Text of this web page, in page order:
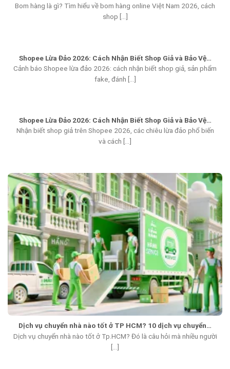
Bom hàng là gì? Tìm hiểu về bom hàng online Việt Nam 2026, cách
shop [...]
Shopee Lừa Đảo 2026: Cách Nhận Biết Shop Giả và Bảo Vệ…
Cảnh báo Shopee lừa đảo 2026: cách nhận biết shop giả, sản phẩm
fake, đánh [...]
Shopee Lừa Đảo 2026: Cách Nhận Biết Shop Giả và Bảo Vệ…
Nhận biết shop giả trên Shopee 2026, các chiêu lừa đảo phổ biến
và cách [...]
Dịch vụ chuyển nhà nào tốt ở TP HCM? 10 dịch vụ chuyển…
Dịch vụ chuyển nhà nào tốt ở Tp.HCM? Đó là câu hỏi mà nhiều người
[...]